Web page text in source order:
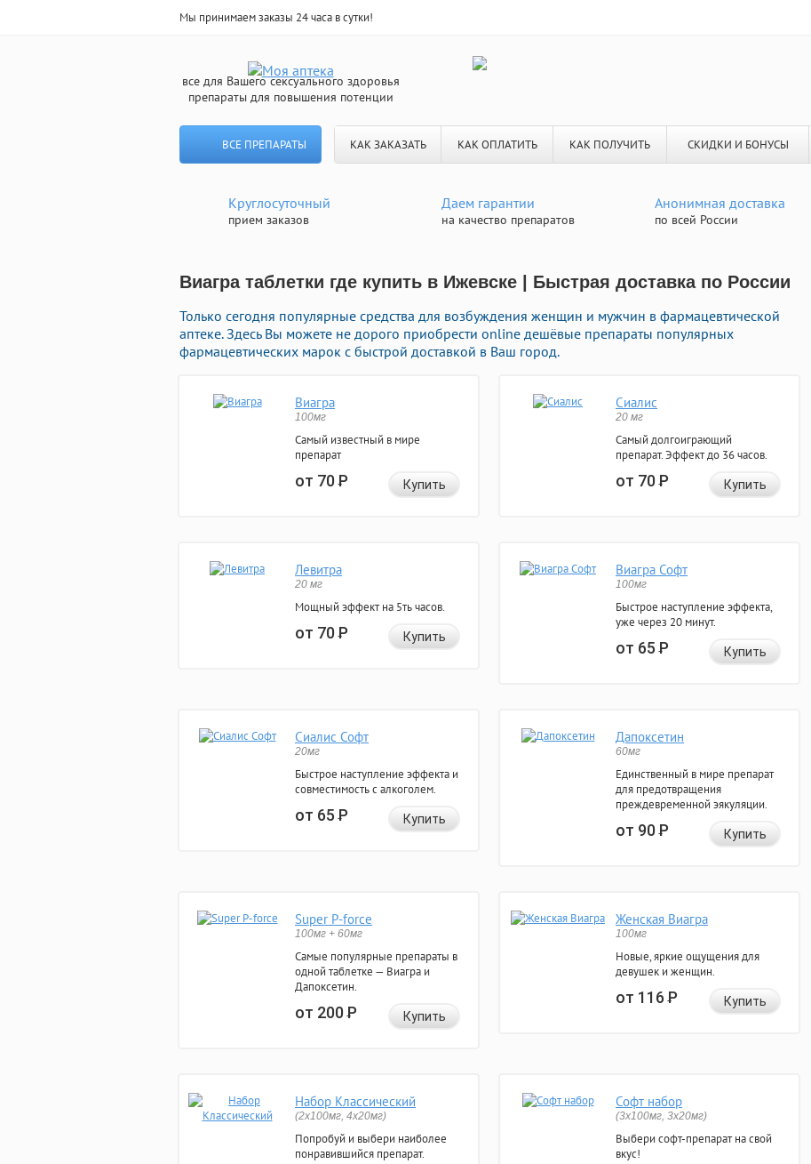
Мы принимаем заказы 24 часа в сутки!
все для Вашего сексуального здоровья
препараты для повышения потенции
ВСЕ ПРЕПАРАТЫ КАК ЗАКАЗАТЬ КАК ОПЛАТИТЬ КАК ПОЛУЧИТЬ СКИДКИ И БОНУСЫ
Круглосуточный
прием заказов
Даем гарантии
на качество препаратов
Анонимная доставка
по всей России
Виагра таблетки где купить в Ижевске | Быстрая доставка по России
Только сегодня популярные средства для возбуждения женщин и мужчин в фармацевтической
аптеке. Здесь Вы можете не дорого приобрести online дешёвые препараты популярных
фармацевтических марок с быстрой доставкой в Ваш город.
Виагра
100мг
Самый известный в мире
препарат
от 70Р Купить
Сиалис
20 мг
Самый долгоиграющий
препарат. Эффект до 36 часов.
от 70Р Купить
Левитра
20 мг
Мощный эффект на 5ть часов.
от 70Р Купить
Виагра Софт
100мг
Быстрое наступление эффекта,
уже через 20 минут.
от 65Р Купить
Сиалис Софт
20мг
Быстрое наступление эффекта и
совместимость с алкоголем.
от 65Р Купить
Дапоксетин
60мг
Единственный в мире препарат
для предотвращения
преждевременной эякуляции.
от 90Р Купить
Super P-force
100мг + 60мг
Самые популярные препараты в
одной таблетке — Виагра и
Дапоксетин.
от 200Р Купить
Женская Виагра
100мг
Новые, яркие ощущения для
девушек и женщин.
от 116Р Купить
Набор Классический
(2x100мг, 4x20мг)
Попробуй и выбери наиболее
понравившийся препарат.
Софт набор
(3x100мг, 3x20мг)
Выбери софт-препарат на свой
вкус!